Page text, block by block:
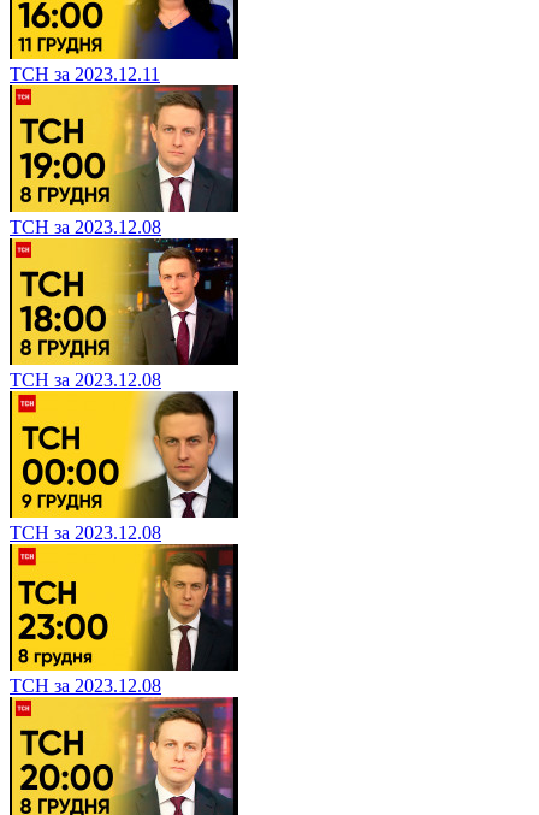
ТСН за 2023.12.11
ТСН за 2023.12.08
ТСН за 2023.12.08
ТСН за 2023.12.08
ТСН за 2023.12.08